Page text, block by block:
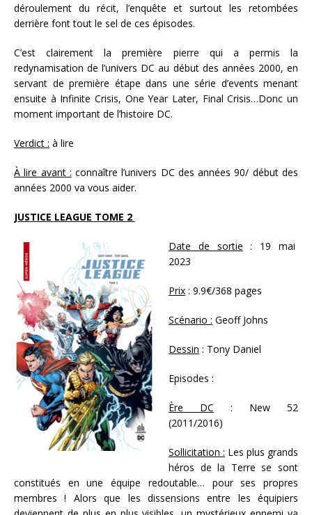
déroulement du récit, l’enquête et surtout les retombées
derrière font tout le sel de ces épisodes.
C’est clairement la première pierre qui a permis la
redynamisation de l’univers DC au début des années 2000, en
servant de première étape dans une série d’events menant
ensuite à Infinite Crisis, One Year Later, Final Crisis…Donc un
moment important de l’histoire DC.
Verdict : à lire
À lire avant : connaître l’univers DC des années 90/ début des
années 2000 va vous aider.
JUSTICE LEAGUE TOME 2
Date de sortie : 19 mai
2023
Prix : 9.9€/368 pages
Scénario : Geoff Johns
Dessin : Tony Daniel
Episodes :
Ère DC : New 52
(2011/2016)
Sollicitation : Les plus grands
héros de la Terre se sont
constitués en une équipe redoutable… pour ses propres
membres ! Alors que les dissensions entre les équipiers